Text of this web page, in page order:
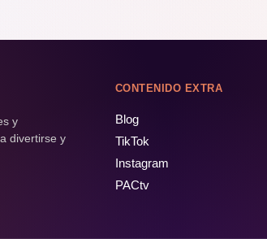
y
divertirse y
CONTENIDO EXTRA
Blog
TikTok
Instagram
PACtv